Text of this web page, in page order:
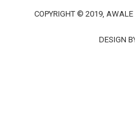
COPYRIGHT © 2019, AWALE
DESIGN